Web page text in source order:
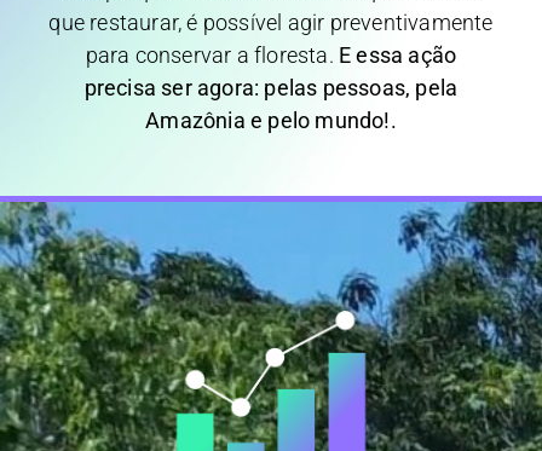
que restaurar, é possível agir preventivamente
para conservar a floresta. E essa ação
precisa ser agora: pelas pessoas, pela
Amazônia e pelo mundo!.